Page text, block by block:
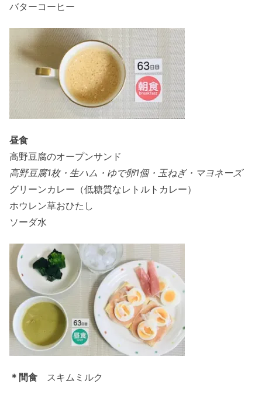
バターコーヒー
昼食
高野豆腐のオープンサンド
高野豆腐1枚・生ハム・ゆで卵1個・玉ねぎ・マヨネーズ
グリーンカレー（低糖質なレトルトカレー）
ホウレン草おひたし
ソーダ水
＊間食 スキムミルク